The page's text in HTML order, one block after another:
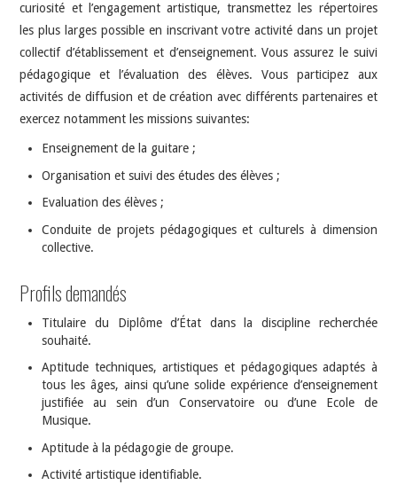
curiosité et l’engagement artistique, transmettez les répertoires
les plus larges possible en inscrivant votre activité dans un projet
collectif d’établissement et d’enseignement. Vous assurez le suivi
pédagogique et l’évaluation des élèves. Vous participez aux
activités de diffusion et de création avec différents partenaires et
exercez notamment les missions suivantes:
Enseignement de la guitare ;
Organisation et suivi des études des élèves ;
Evaluation des élèves ;
Conduite de projets pédagogiques et culturels à dimension
collective.
Profils demandés
Titulaire du Diplôme d’État dans la discipline recherchée
souhaité.
Aptitude techniques, artistiques et pédagogiques adaptés à
tous les âges, ainsi qu’une solide expérience d’enseignement
justifiée au sein d’un Conservatoire ou d’une Ecole de
Musique.
Aptitude à la pédagogie de groupe.
Activité artistique identifiable.